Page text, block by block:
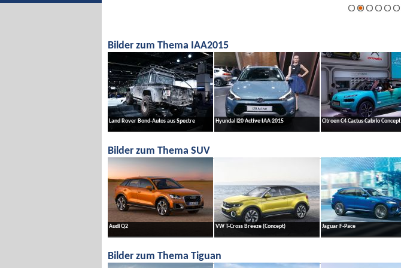
Bilder zum Thema IAA2015
Land Rover Bond-Autos aus Spectre Hyundai i20 Active IAA 2015 Citroen C4 Cactus Cabrio Concept
Bilder zum Thema SUV
Audi Q2 VW T-Cross Breeze (Concept) Jaguar F-Pace
Bilder zum Thema Tiguan